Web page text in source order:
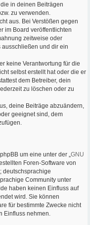
in deinen Beiträgen
zu verwenden.
aus. Bei Verstößen gegen
im Board veröffentlichten
zeitweise oder
und dir ein
keine Verantwortung für die
selbst erstellt hat oder die er
dem Betreiber, dein
zu löschen oder zu
deine Beiträge abzuändern,
geeignet sind, dem
um eine unter der „GNU
Foren-Software von
deutschsprachige
Community unter
haben keinen Einfluss auf
wird. Sie können
für bestimmte Zwecke nicht
Einfluss nehmen.